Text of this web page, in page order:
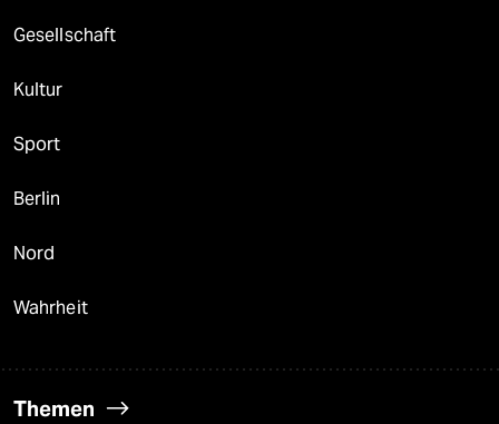
Gesellschaft
Kultur
Sport
Berlin
Nord
Wahrheit
Themen